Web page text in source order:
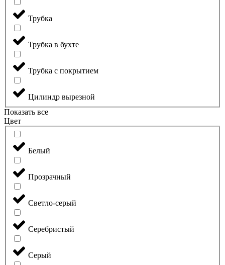
Трубка
Трубка в бухте
Трубка с покрытием
Цилиндр вырезной
Показать все
Цвет
Белый
Прозрачный
Светло-серый
Серебристый
Серый